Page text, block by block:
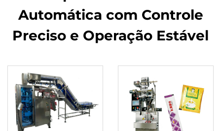
Automática com Controle
Preciso e Operação Estável